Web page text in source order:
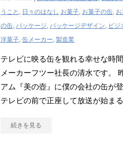
うこと , 日々のはなし お菓子, お菓子の缶,
の缶, パッケージ, パッケージデザイン, ビジ
洋菓子, 缶メーカー, 製造業
テレビに映る缶を観れる幸せな時
メーカーフツー社長の清水です。
アム『美の壺』に僕の会社の缶が
テレビの前で正座して放送が始ま
続きを見る